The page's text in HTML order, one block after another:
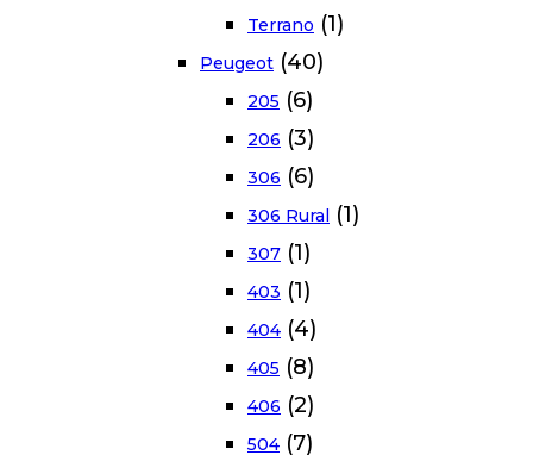
Terrano (1)
Peugeot (40)
205 (6)
206 (3)
306 (6)
306 Rural (1)
307 (1)
403 (1)
404 (4)
405 (8)
406 (2)
504 (7)